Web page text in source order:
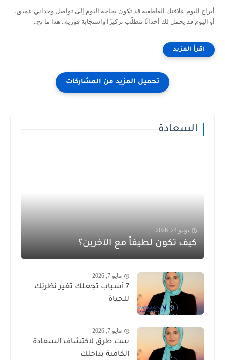
أبراج اليوم علاقتك العاطفية قد تكون بحاجة اليوم إلى تواصل وجداني عميق،
أو اليوم قد يحمل لك أحداثًا تتطلّب تركيزًا واستجابة فورية.. هذا ما تخ...
السعادة
يونيو 24, 2026
كيف تكون لطيفاً مع الآخرين؟
مايو 7, 2026
7 أسباب تجعلك تغير نظرتك
للحياة
مايو 7, 2026
ست طرق لاكتشاف السعادة
الكامنة بداخلك